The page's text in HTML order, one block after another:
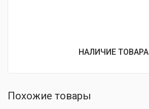
НАЛИЧИЕ ТОВАРА
Похожие товары